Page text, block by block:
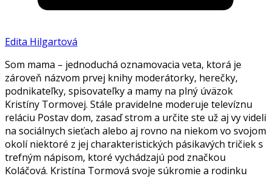
Edita Hilgartová
Som mama – jednoduchá oznamovacia veta, ktorá je
zároveň názvom prvej knihy moderátorky, herečky,
podnikateľky, spisovateľky a mamy na plný úväzok
Kristíny Tormovej. Stále pravidelne moderuje televíznu
reláciu Postav dom, zasaď strom a určite ste už aj vy videli
na sociálnych sieťach alebo aj rovno na niekom vo svojom
okolí niektoré z jej charakteristických pásikavých tričiek s
trefným nápisom, ktoré vychádzajú pod značkou
Koláčová. Kristína Tormová svoje súkromie a rodinku